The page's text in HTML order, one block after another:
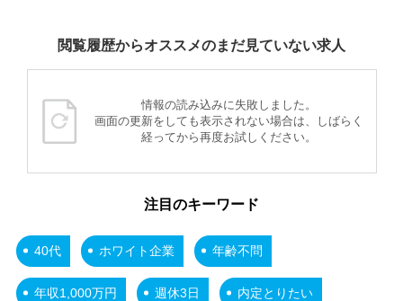
閲覧履歴からオススメのまだ見ていない求人
情報の読み込みに失敗しました。
画面の更新をしても表示されない場合は、しばらく
経ってから再度お試しください。
注目のキーワード
40代 ホワイト企業 年齢不問
年収1,000万円 週休3日 内定とりたい